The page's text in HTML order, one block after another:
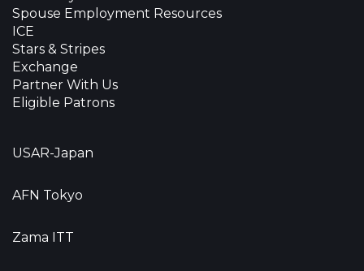
Spouse Employment Resources
ICE
Stars & Stripes
Exchange
Partner With Us
Eligible Patrons
USAR-Japan
AFN Tokyo
Zama ITT